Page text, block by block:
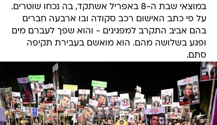
במוצאי שבת ה-8 באפריל אשתקד, בה נכחו שוטרים.
על פי כתב האישום רכב סקודה ובו ארבעה חברים
בהם אביב התקרב למפגינים - והוא שפך לעברם מים
ופגע בשלושה מהם. הוא מואשם בעבירת תקיפה
סתם.